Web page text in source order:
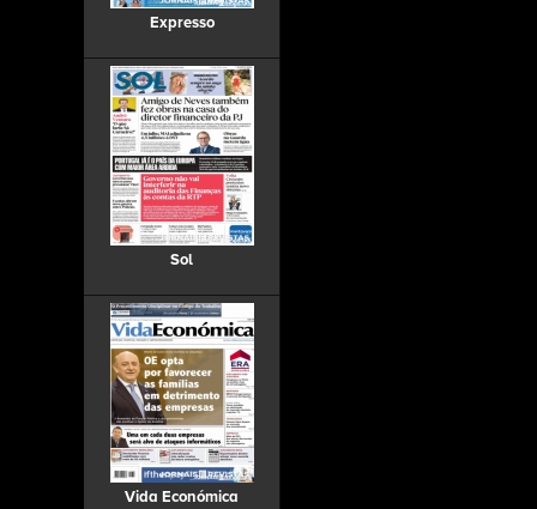
Expresso
Sol
Vida Económica